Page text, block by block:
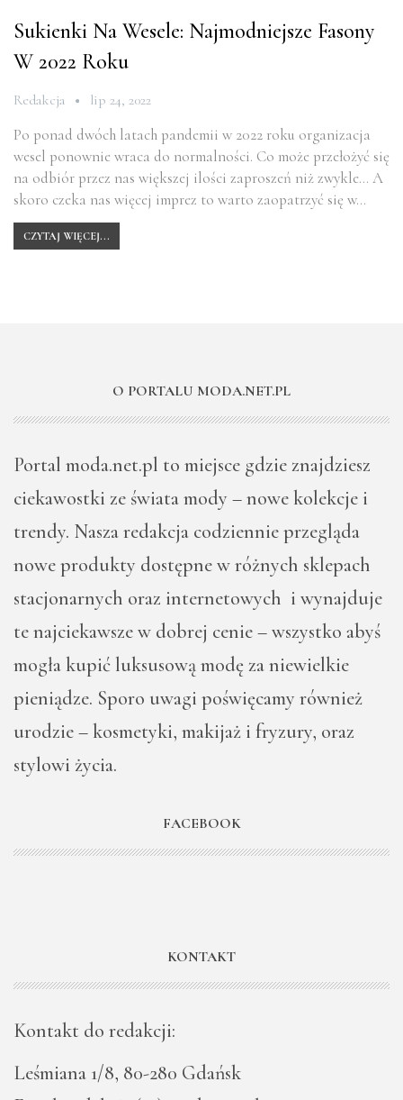
Sukienki Na Wesele: Najmodniejsze Fasony
W 2022 Roku
Redakcja lip 24, 2022
Po ponad dwóch latach pandemii w 2022 roku organizacja
wesel ponownie wraca do normalności. Co może przełożyć się
na odbiór przez nas większej ilości zaproszeń niż zwykle… A
skoro czeka nas więcej imprez to warto zaopatrzyć się w…
CZYTAJ WIĘCEJ...
O PORTALU MODA.NET.PL
Portal moda.net.pl to miejsce gdzie znajdziesz
ciekawostki ze świata mody – nowe kolekcje i
trendy. Nasza redakcja codziennie przegląda
nowe produkty dostępne w różnych sklepach
stacjonarnych oraz internetowych i wynajduje
te najciekawsze w dobrej cenie – wszystko abyś
mogła kupić luksusową modę za niewielkie
pieniądze. Sporo uwagi poświęcamy również
urodzie – kosmetyki, makijaż i fryzury, oraz
stylowi życia.
FACEBOOK
KONTAKT
Kontakt do redakcji:
Leśmiana 1/8, 80-280 Gdańsk